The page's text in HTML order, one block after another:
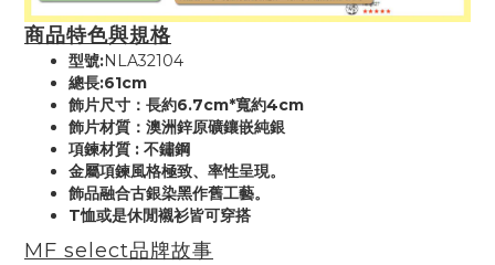
商品特色與規格
型號:NLA32104
總長:61cm
飾片尺寸：長約6.7cm*寬約4cm
飾片材質：澳洲鋅原礦鑲嵌純銀
項鍊材質 : 不鏽鋼
金屬項鍊風格極致、率性呈現。
飾品融合古銀染黑作舊工藝。
T恤或是休閒襯衫皆可穿搭
MF select品牌故事